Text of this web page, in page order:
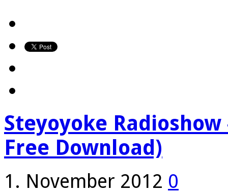
Steyoyoke
Free Download)
1. November 2012 0